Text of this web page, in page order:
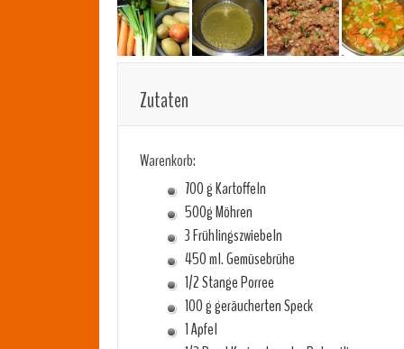
Zutaten
Warenkorb:
700 g Kartoffeln
500g Möhren
3 Frühlingszwiebeln
450 ml. Gemüsebrühe
1/2 Stange Porree
100 g geräucherten Speck
1 Apfel